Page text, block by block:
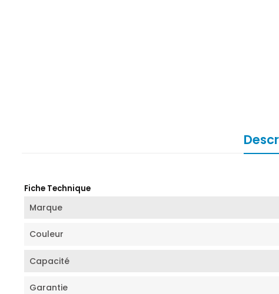
Fiche Technique
Marque
Couleur
Capacité
Garantie